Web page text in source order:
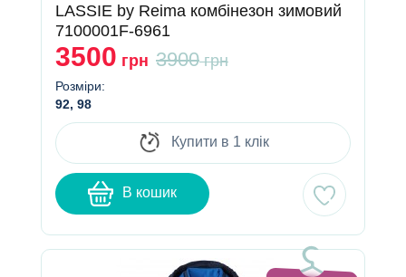
LASSIE by Reima комбінезон зимовий
7100001F-6961
3500 грн 3900грн
Розміри:
92, 98
Купити в 1 клік
В кошик